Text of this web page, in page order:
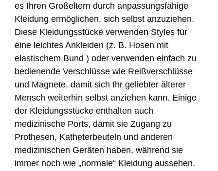
es Ihren Großeltern durch anpassungsfähige
Kleidung ermöglichen, sich selbst anzuziehen.
Diese Kleidungsstücke verwenden Styles für
eine leichtes Ankleiden (z. B. Hosen mit
elastischem Bund ) oder verwenden einfach zu
bedienende Verschlüsse wie Reißverschlüsse
und Magnete, damit sich Ihr geliebter älterer
Mensch weiterhin selbst anziehen kann. Einige
der Kleidungsstücke enthalten auch
medizinische Ports, damit sie Zugang zu
Prothesen, Katheterbeuteln und anderen
medizinischen Geräten haben, während sie
immer noch wie „normale“ Kleidung aussehen.